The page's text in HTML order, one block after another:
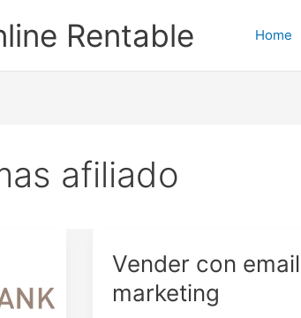
Rentable Home
afiliado
Vender con email
marketing